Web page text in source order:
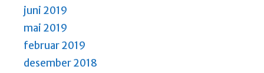
juni 2019
mai 2019
februar 2019
desember 2018